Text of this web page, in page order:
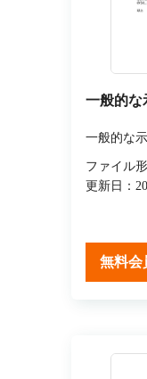
一般的な
一般的な
ファイル
更新日：
無料会